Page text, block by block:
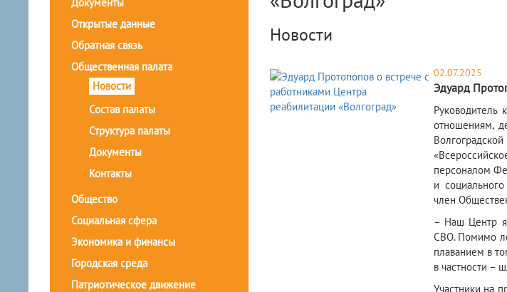
Документы
Открытые данные
Обратная связь
Общественная палата
Новости
Состав палаты
Структура палаты
Документы
Контакты
Общество
Социальная сфера
Экономика и финансы
Городская среда
Патриотическое движение
Новости
02.07.2025
Эдуард
отношениям,
персоналом
и
член
– Наш Центр
СВО. Помимо
плаванием в
в частности –
Участники на